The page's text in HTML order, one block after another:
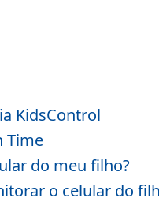
KidsControl
Time
do meu filho?
o celular do